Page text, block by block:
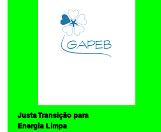
Justa Transição para
Energia Limpa